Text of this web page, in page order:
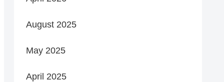
August 2025
May 2025
April 2025